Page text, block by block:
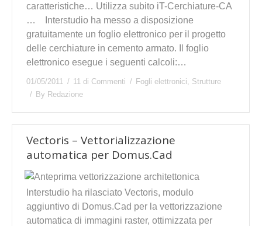
caratteristiche… Utilizza subito iT-Cerchiature-CA
… Interstudio ha messo a disposizione
gratuitamente un foglio elettronico per il progetto
delle cerchiature in cemento armato. Il foglio
elettronico esegue i seguenti calcoli:…
01/05/2011 11 di Commenti Fogli elettronici, Strutture
By Redazione
Vectoris – Vettorializzazione
automatica per Domus.Cad
Interstudio ha rilasciato Vectoris, modulo
aggiuntivo di Domus.Cad per la vettorizzazione
automatica di immagini raster, ottimizzata per